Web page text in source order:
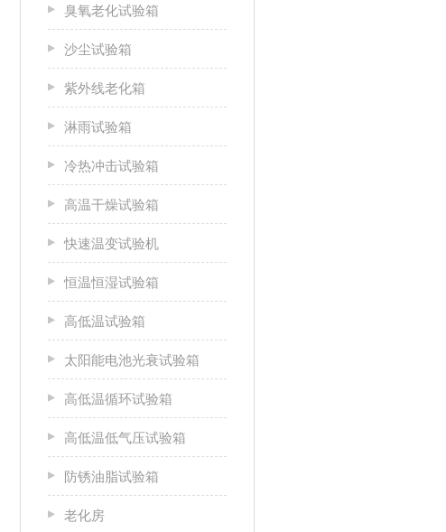
臭氧老化试验箱
沙尘试验箱
紫外线老化箱
淋雨试验箱
冷热冲击试验箱
高温干燥试验箱
快速温变试验机
恒温恒湿试验箱
高低温试验箱
太阳能电池光衰试验箱
高低温循环试验箱
高低温低气压试验箱
防锈油脂试验箱
老化房